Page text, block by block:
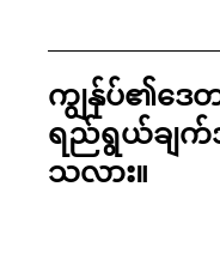
ကျွန်ုပ်၏ဒေ
ရည်ရွယ်ချက်
သလား။